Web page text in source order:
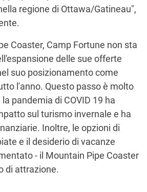
regione di Ottawa/Gatineau",
Coaster, Camp Fortune non sta
delle sue offerte
suo posizionamento come
l'anno. Questo passo è molto
pandemia di COVID 19 ha
sul turismo invernale e ha
Inoltre, le opzioni di
e il desiderio di vacanze
- il Mountain Pipe Coaster
di attrazione.